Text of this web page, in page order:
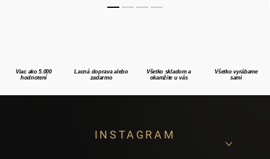
Viac ako 5.000
hodnotení
Lacná doprava alebo
zadarmo
Všetko skladom a
okamžite u vás
Všetko vyrábame
sami
INSTAGRAM